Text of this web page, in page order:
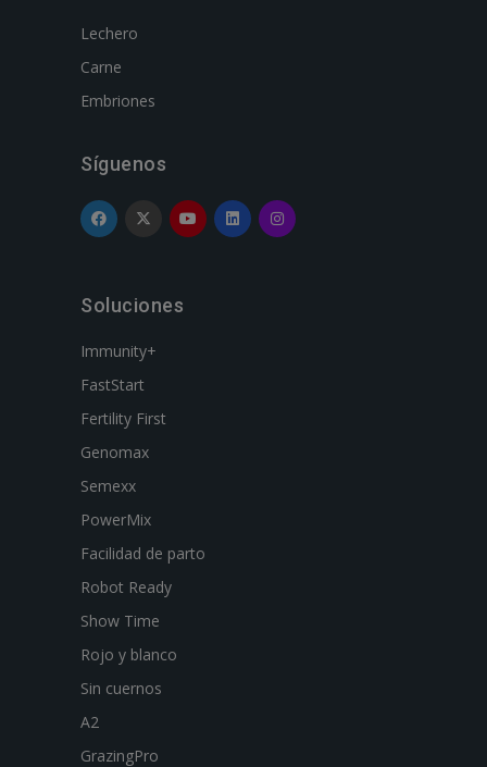
Lechero
Carne
Embriones
Síguenos
Soluciones
Immunity+
FastStart
Fertility First
Genomax
Semexx
PowerMix
Facilidad de parto
Robot Ready
Show Time
Rojo y blanco
Sin cuernos
A2
GrazingPro